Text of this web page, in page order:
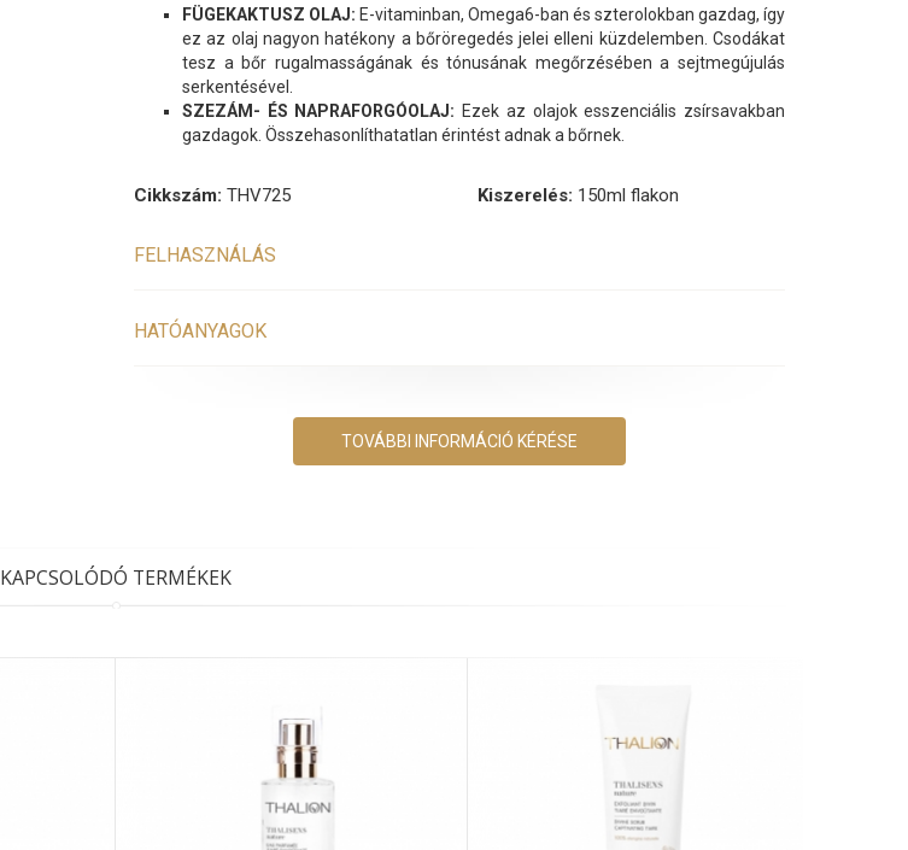
FÜGEKAKTUSZ OLAJ: E-vitaminban, Omega6-ban és szterolokban gazdag, így
ez az olaj nagyon hatékony a bőröregedés jelei elleni küzdelemben. Csodákat
tesz a bőr rugalmasságának és tónusának megőrzésében a sejtmegújulás
serkentésével.
SZEZÁM- ÉS NAPRAFORGÓOLAJ: Ezek az olajok esszenciális zsírsavakban
gazdagok. Összehasonlíthatatlan érintést adnak a bőrnek.
Cikkszám: THV725 Kiszerelés: 150ml flakon
FELHASZNÁLÁS
HATÓANYAGOK
TOVÁBBI INFORMÁCIÓ KÉRÉSE
KAPCSOLÓDÓ TERMÉKEK